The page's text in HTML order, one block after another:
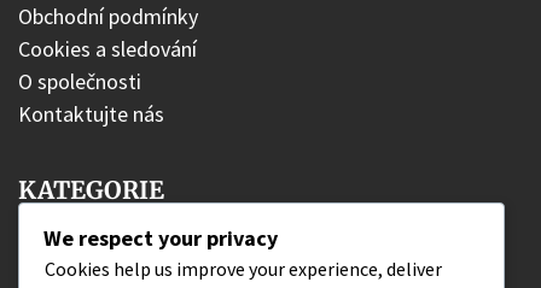
Obchodní podmínky
Cookies a sledování
O společnosti
Kontaktujte nás
KATEGORIE
Bonusy edice
We respect your privacy
Cookies help us improve your experience, deliver